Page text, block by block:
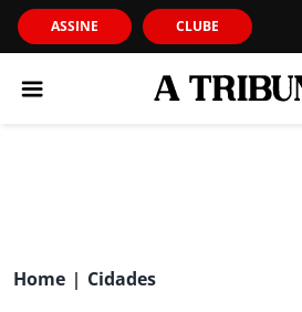
ASSINE CLUBE
Home | Cidades